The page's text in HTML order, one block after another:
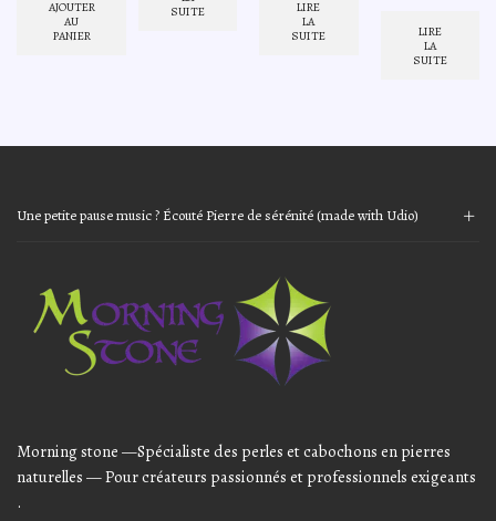
était :
7,20€.
AJOUTER
AU
PANIER
5,40€.
SUITE
était :
8,40€.
LIRE
LA
SUITE
initial
était :
13,44€.
LIRE
LA
SUITE
Une petite pause music ? Écouté Pierre de sérénité (made with Udio)
Morning stone —Spécialiste des perles et cabochons en pierres
naturelles — Pour créateurs passionnés et professionnels exigeants
.